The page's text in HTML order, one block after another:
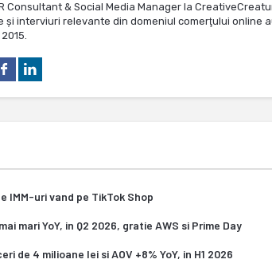
Consultant & Social Media Manager la
și interviuri relevante din domeniul comerţului online
IMM-uri vand pe TikTok Shop
mari YoY, in Q2 2026, gratie AWS si Prime Day
de 4 milioane lei si AOV +8% YoY, in H1 2026